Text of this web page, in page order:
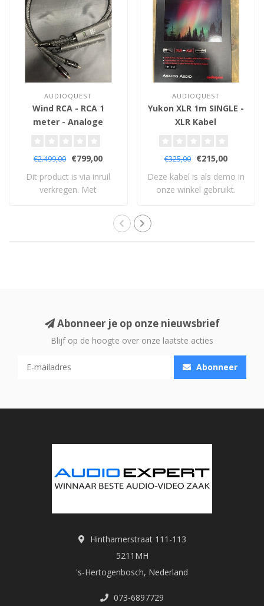
AUDIOQUEST
Wind RCA - RCA 1
meter - Analoge
€2.499,00 €799,00
Dit product is via inruil
verkregen. Met
AUDIOQUEST
Yukon XLR 1m SINGLE -
XLR Kabel
€325,00
€215,00
Deze kabel is als demo in
onze winkel gebruikt.
Abonneer je op onze nieuwsbrief
Blijf op de hoogte over onze laatste acties
Abonneer
Hinthamerstraat 111-113
5211MH
's-Hertogenbosch, Nederland
073-6897729